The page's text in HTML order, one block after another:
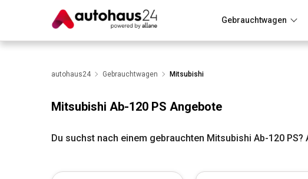
Gebrauchtwagen
Wir bewerten dein AutoRund um die Inzahlungnahme
autohaus24 Gebrauchtwagen Mitsubishi
Mitsubishi Ab-120 PS Angebote
Du suchst nach einem gebrauchten Mitsubishi Ab-120